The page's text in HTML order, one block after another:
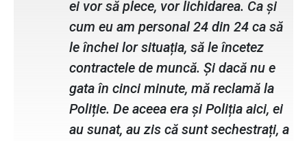
ei vor să plece, vor lichidarea. Ca și
cum eu am personal 24 din 24 ca să
le închei lor situația, să le încetez
contractele de muncă. Și dacă nu e
gata în cinci minute, mă reclamă la
Poliție. De aceea era și Poliția aici, ei
au sunat, au zis că sunt sechestrați, a